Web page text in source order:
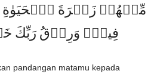
مِّنۡهُمۡ زَهۡرَةَ ٱلۡحَيَوٰةِ
فِيهِۚ وَرِزۡقُ رَبِّكَ
pandangan matamu kepada